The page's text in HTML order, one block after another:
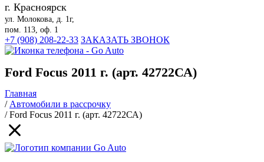
г. Красноярск
ул. Молокова, д. 1г,
пом. 113, оф. 1
+7 (908) 208-22-33 ЗАКАЗАТЬ ЗВОНОК
Ford Focus 2011 г. (арт. 42722СА)
Главная
/Автомобили в рассрочку
/Ford Focus 2011 г. (арт. 42722СА)